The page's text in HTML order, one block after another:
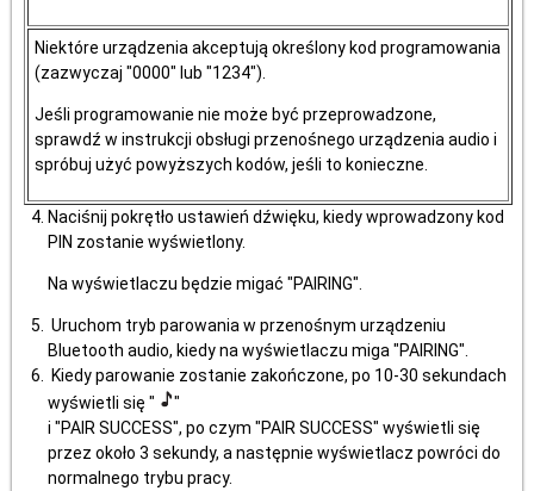
Niektóre urządzenia akceptują określony kod programowania
(zazwyczaj "0000" lub "1234").
Jeśli programowanie nie może być przeprowadzone,
sprawdź w instrukcji obsługi przenośnego urządzenia audio i
spróbuj użyć powyższych kodów, jeśli to konieczne.
Naciśnij pokrętło ustawień dźwięku, kiedy wprowadzony kod
PIN zostanie wyświetlony.
Na wyświetlaczu będzie migać "PAIRING".
Uruchom tryb parowania w przenośnym urządzeniu
Bluetooth audio, kiedy na wyświetlaczu miga "PAIRING".
Kiedy parowanie zostanie zakończone, po 10-30 sekundach
wyświetli się "
"
i "PAIR SUCCESS", po czym "PAIR SUCCESS" wyświetli się
przez około 3 sekundy, a następnie wyświetlacz powróci do
normalnego trybu pracy.